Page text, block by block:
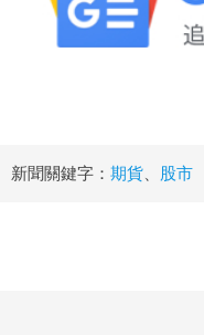
新聞關鍵字： 期貨 股市